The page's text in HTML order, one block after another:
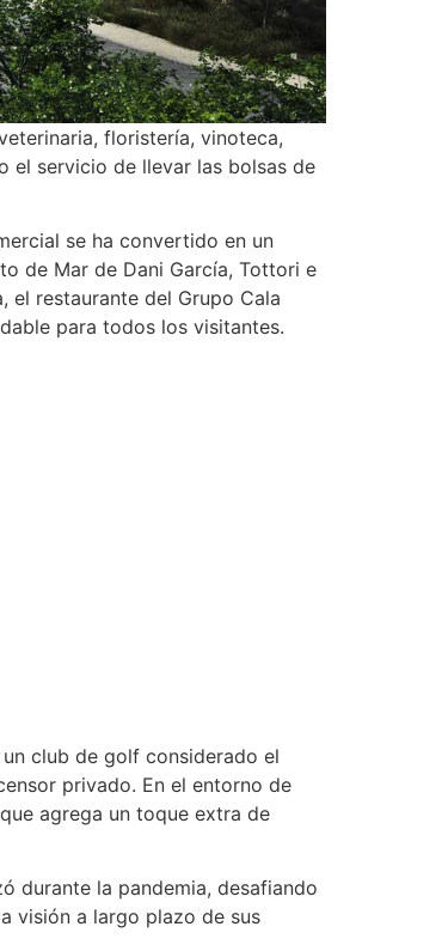
floristería, vinoteca,
el servicio de llevar las bolsas de
se ha convertido en un
de Mar de Dani García, Tottori e
el restaurante del Grupo Cala
para todos los visitantes.
club de golf considerado el
privado. En el entorno de
agrega un toque extra de
durante la pandemia, desafiando
visión a largo plazo de sus